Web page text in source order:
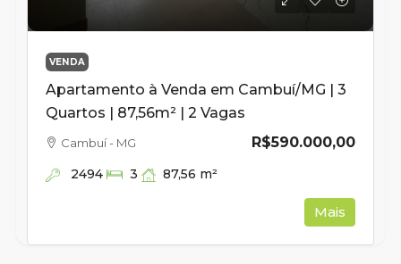
VENDA
Apartamento à Venda em Cambuí/MG | 3
Quartos | 87,56m² | 2 Vagas
R$590.000,00
Cambuí - MG
2494 3 87,56 m²
Mais